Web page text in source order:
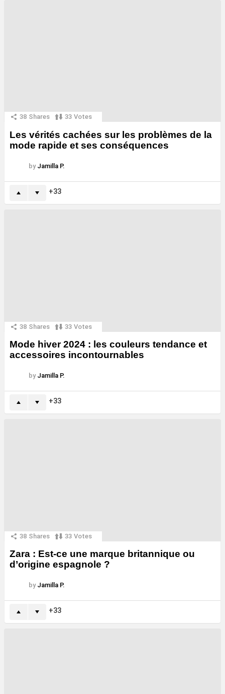
38 Shares 33 Votes
Les vérités cachées sur les problèmes de la
mode rapide et ses conséquences
by Jamilla P.
33
38 Shares 33 Votes
Mode hiver 2024 : les couleurs tendance et
accessoires incontournables
by Jamilla P.
33
38 Shares 33 Votes
Zara : Est-ce une marque britannique ou
d’origine espagnole ?
by Jamilla P.
33